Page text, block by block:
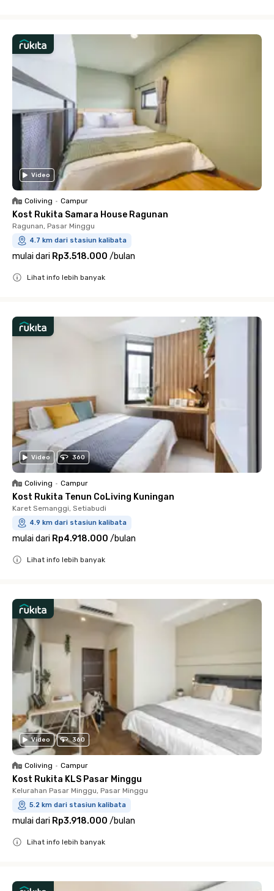
Video
Coliving • Campur
Kost Rukita Samara House Ragunan
Ragunan, Pasar Minggu
4.7 km dari stasiun kalibata
mulai dari Rp3.518.000 /bulan
Lihat info lebih banyak
Video 360
Coliving • Campur
Kost Rukita Tenun CoLiving Kuningan
Karet Semanggi, Setiabudi
4.9 km dari stasiun kalibata
mulai dari Rp4.918.000 /bulan
Lihat info lebih banyak
Video 360
Coliving • Campur
Kost Rukita KLS Pasar Minggu
Kelurahan Pasar Minggu, Pasar Minggu
5.2 km dari stasiun kalibata
mulai dari Rp3.918.000 /bulan
Lihat info lebih banyak